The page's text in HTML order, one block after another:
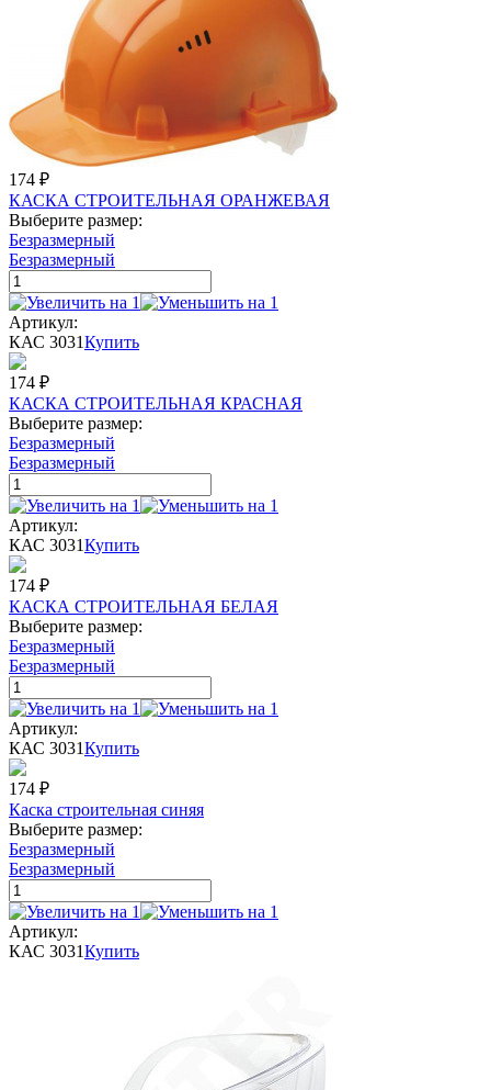
174 ₽
КАСКА СТРОИТЕЛЬНАЯ ОРАНЖЕВАЯ
Выберите размер:
Безразмерный
Безразмерный
Артикул:
КАС 3031Купить
174 ₽
КАСКА СТРОИТЕЛЬНАЯ КРАСНАЯ
Выберите размер:
Безразмерный
Безразмерный
Артикул:
КАС 3031Купить
174 ₽
КАСКА СТРОИТЕЛЬНАЯ БЕЛАЯ
Выберите размер:
Безразмерный
Безразмерный
Артикул:
КАС 3031Купить
174 ₽
Каска строительная синяя
Выберите размер:
Безразмерный
Безразмерный
Артикул:
КАС 3031Купить